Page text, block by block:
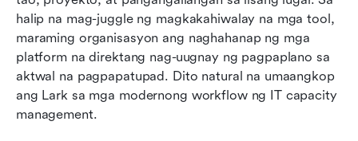
halip na mag-juggle ng magkakahiwalay na mga tool,
maraming organisasyon ang naghahanap ng mga
platform na direktang nag-uugnay ng pagpaplano sa
aktwal na pagpapatupad. Dito natural na umaangkop
ang Lark sa mga modernong workflow ng IT capacity
management.